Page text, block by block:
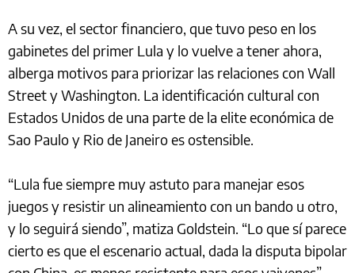
A su vez, el sector financiero, que tuvo peso en los
gabinetes del primer Lula y lo vuelve a tener ahora,
alberga motivos para priorizar las relaciones con Wall
Street y Washington. La identificación cultural con
Estados Unidos de una parte de la elite económica de
Sao Paulo y Rio de Janeiro es ostensible.
“Lula fue siempre muy astuto para manejar esos
juegos y resistir un alineamiento con un bando u otro,
y lo seguirá siendo”, matiza Goldstein. “Lo que sí parece
cierto es que el escenario actual, dada la disputa bipolar